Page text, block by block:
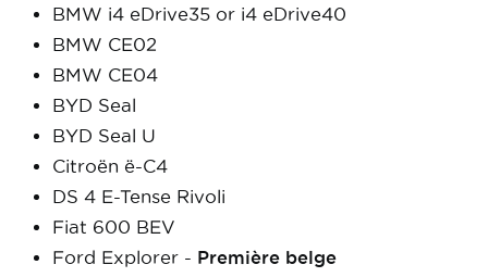
BMW i4 eDrive35 or i4 eDrive40
BMW CE02
BMW CE04
BYD Seal
BYD Seal U
Citroën ë-C4
DS 4 E-Tense Rivoli
Fiat 600 BEV
Ford Explorer - Première belge